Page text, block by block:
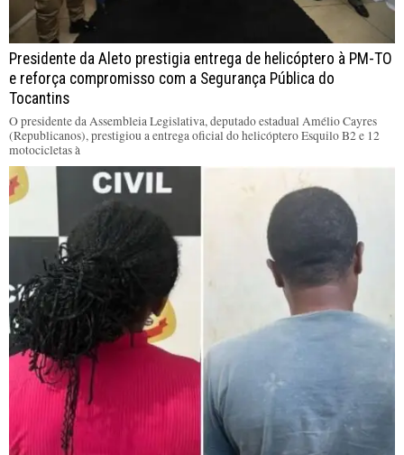
Presidente da Aleto prestigia entrega de helicóptero à PM-TO
e reforça compromisso com a Segurança Pública do
Tocantins
O presidente da Assembleia Legislativa, deputado estadual Amélio Cayres
(Republicanos), prestigiou a entrega oficial do helicóptero Esquilo B2 e 12
motocicletas à